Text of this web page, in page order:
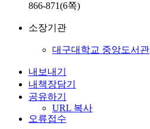
866-871(6쪽)
소장기관
대구대학교 중앙도서관
내보내기
내책장담기
공유하기
URL 복사
오류접수